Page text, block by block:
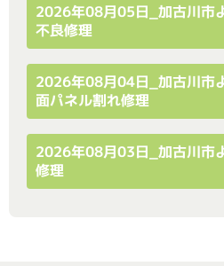
2026年08月05日_加古川市
不良修理
2026年08月04日_加古川市
面パネル割れ修理
2026年08月03日_加古川市
修理